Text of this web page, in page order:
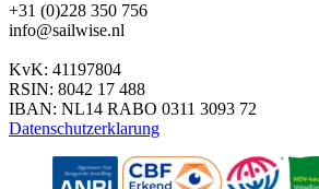
+31 (0)228 350 756
info@sailwise.nl
KvK: 41197804
RSIN: 8042 17 488
IBAN: NL14 RABO 0311 3093 72
Datenschutzerklarung